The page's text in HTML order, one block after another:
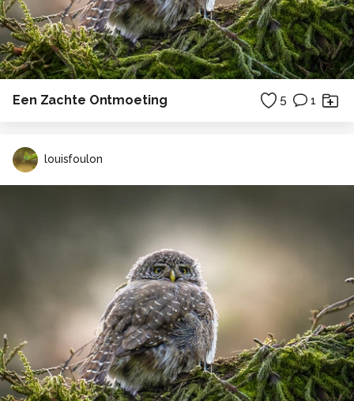
Een Zachte Ontmoeting 5 1
louisfoulon